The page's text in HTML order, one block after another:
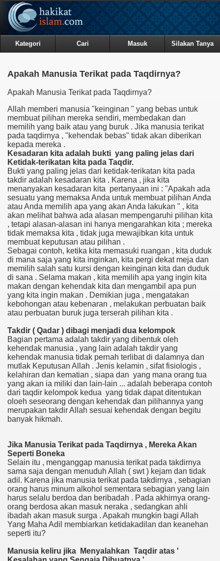
Kategori Cari Masuk Silakan Tanya
Apakah Manusia Terikat pada Taqdirnya?
Apakah Manusia Terikat pada Taqdirnya?
Allah memberi manusia "keinginan " yang bebas untuk
membuat pilihan mereka sendiri, membedakan dan
memilih yang baik atau yang buruk . Jika manusia terikat
pada taqdirnya , "kehendak bebas" tidak akan diberikan
kepada mereka .
Kesadaran kita adalah bukti yang paling jelas dari
Ketidak-terikatan kita pada Taqdir.
Bukti yang paling jelas dari ketidak-terikatan kita pada
takdir adalah kesadaran kita . Karena , jika kita
menanyakan kesadaran kita pertanyaan ini : "Apakah ada
sesuatu yang memaksa Anda untuk membuat pilihan Anda
atau Anda memilih apa yang akan Anda lakukan " , kita
akan melihat bahwa ada alasan mempengaruhi pilihan kita
, tetapi alasan-alasan ini hanya mengarahkan kita ; mereka
tidak memaksa kita , tidak juga mewajibkan kita untuk
membuat keputusan atau pilihan .
Sebagai contoh, ketika kita memasuki ruangan , kita duduk
di mana saja yang kita inginkan, kita pergi dekat meja dan
memilih salah satu kursi dengan keinginan kita dan duduk
di sana . Selama makan , kita memilih apa yang ingin kita
makan dengan kehendak kita dan mengambil apa pun
yang kita ingin makan . Demikian juga , mengatakan
kebohongan atau kebenaran , melakukan perbuatan baik
atau perbuatan buruk juga terserah pilihan kita .
Takdir ( Qadar ) dibagi menjadi dua kelompok
Bagian pertama adalah takdir yang dibentuk oleh
kehendak manusia , yang lain adalah takdir yang
kehendak manusia tidak pernah terlibat di dalamnya dan
mutlak Keputusan Allah . Jenis kelamin , sifat fisiologis ,
kelahiran dan kematian , siapa dan yang mana orang tua
yang akan ia miliki dan lain-lain ... adalah beberapa contoh
dari taqdir kelompok kedua yang tidak dapat ditentukan
oloeh seseorang dengan kehendak dan pilihannya yang
merupakan takdir Allah sesuai kehendak dengan begitu
banyak hikmah.
Jika Manusia Terikat pada Taqdirnya , Mereka Akan
Seperti Boneka
Selain itu , menganggap manusia terikat pada takdirnya
sama saja dengan menuduh Allah ( swt ) kejam dan tidak
adil. Karena jika manusia terikat pada takdirnya , sebagian
orang harus minum alkohol sementara sebagian yang lain
harus selalu berdoa dan beribadah . Pada akhirnya orang-
orang berdosa akan masuk neraka , sedangkan ahli
ibadah akan masuk surga . Apakah mungkin bagi Allah
Yang Maha Adil membiarkan ketidakadilan dan keanehan
seperti itu?
Manusia keliru jika Menyalahkan Taqdir atas '